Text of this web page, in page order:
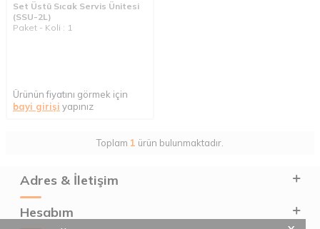
Set Üstü Sıcak Servis Ünitesi
(SSU-2L)
Paket - Koli : 1
Ürünün fiyatını görmek için
bayi girişi yapınız
Toplam 1 ürün bulunmaktadır.
Adres & İletişim
Hesabım